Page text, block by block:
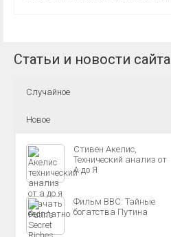
Статьи и новости сайта
Случайное
Новое
Стивен Акелис,
Технический анализ от
А до Я
Фильм BBC: Тайные
богатства Путина